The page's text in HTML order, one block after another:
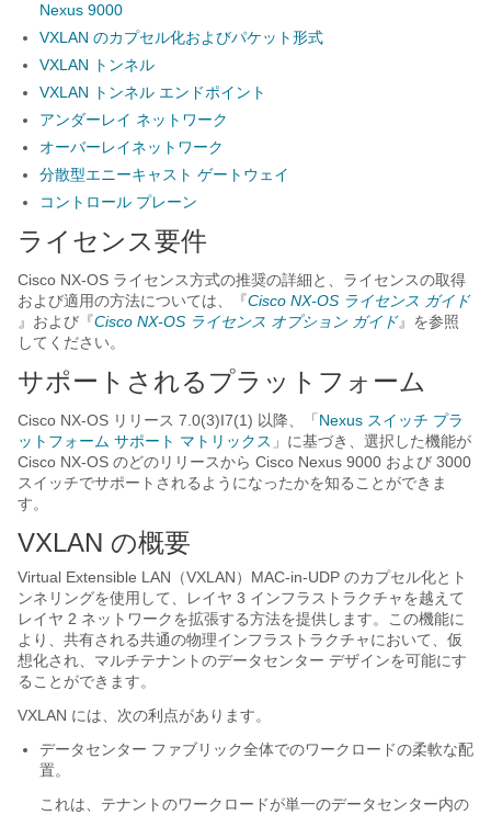
Nexus 9000
VXLAN のカプセル化およびパケット形式
VXLAN トンネル
VXLAN トンネル エンドポイント
アンダーレイ ネットワーク
オーバーレイネットワーク
分散型エニーキャスト ゲートウェイ
コントロール プレーン
ライセンス要件
Cisco NX-OS ライセンス方式の推奨の詳細と、ライセンスの取得
および適用の方法については、『Cisco NX-OS ライセンス ガイド
』および『Cisco NX-OS ライセンス オプション ガイド』を参照
してください。
サポートされるプラットフォーム
Cisco NX-OS リリース 7.0(3)I7(1) 以降、「 Nexus スイッチ プラ
ットフォーム サポート マトリックス 」に基づき、選択した機能が
Cisco NX-OS のどのリリースから Cisco Nexus 9000 および 3000
スイッチでサポートされるようになったかを知ることができま
す。
VXLAN の概要
Virtual Extensible LAN（VXLAN）MAC-in-UDP のカプセル化とト
ンネリングを使用して、レイヤ 3 インフラストラクチャを越えて
レイヤ 2 ネットワークを拡張する方法を提供します。この機能に
より、共有される共通の物理インフラストラクチャにおいて、仮
想化され、マルチテナントのデータセンター デザインを可能にす
ることができます。
VXLAN には、次の利点があります。
データセンター ファブリック全体でのワークロードの柔軟な配
置。
これは、テナントのワークロードが単一のデータセンター内の